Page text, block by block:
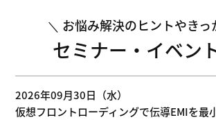
お悩み解決のヒントやきっ
セミナー・イベン
2026年09月30日（水）
仮想フロントローディングで伝導EMIを最